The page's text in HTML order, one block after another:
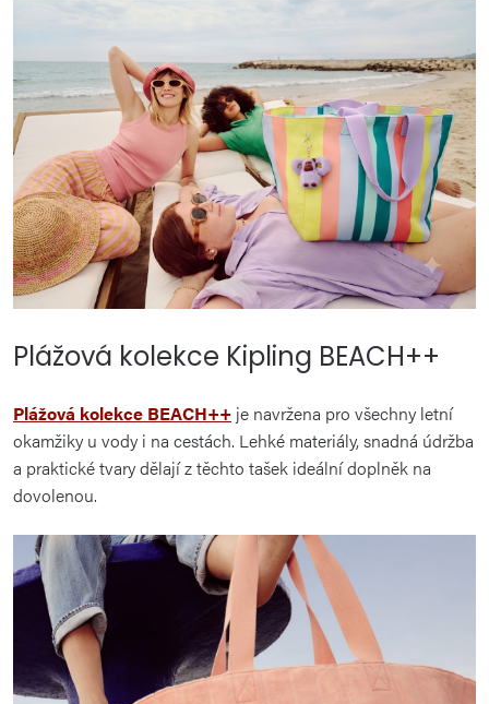
Plážová kolekce Kipling BEACH++
Plážová kolekce BEACH++ je navržena pro všechny letní
okamžiky u vody i na cestách. Lehké materiály, snadná údržba
a praktické tvary dělají z těchto tašek ideální doplněk na
dovolenou.